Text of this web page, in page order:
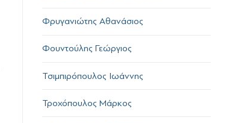
Φρυγανιώτης Αθανάσιος
Φουντούλης Γεώργιος
Τσιμπιρόπουλος Ιωάννης
Τροχόπουλος Μάρκος